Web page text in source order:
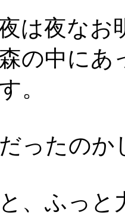
は夜なお
の中にあ
。
だったの
、ふっと